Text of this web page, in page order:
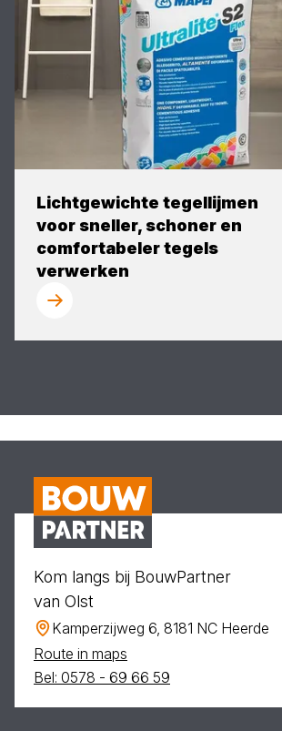
Lichtgewichte tegellijmen
voor sneller, schoner en
comfortabeler tegels
verwerken
Kom langs bij BouwPartner
van Olst
Kamperzijweg 6, 8181 NC Heerde
Route in maps
Bel: 0578 - 69 66 59